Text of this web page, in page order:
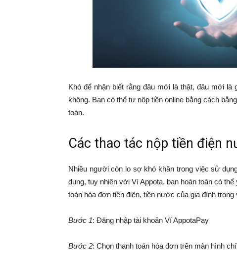
Khó để nhận biết rằng đâu mới là thật, đâu mới
không. Bạn có thể tự nộp tiền online bằng cách
toán.
Các thao tác nộp tiền điện
Nhiều người còn lo sợ khó khăn trong việc sử
dụng, tuy nhiên với Ví Appota, bạn hoàn toàn có
toán hóa đơn tiền điện, tiền nước của gia đình trong
Bước 1: Đăng nhập tài khoản Ví AppotaPay
Bước 2: Chọn thanh toán hóa đơn trên màn hình